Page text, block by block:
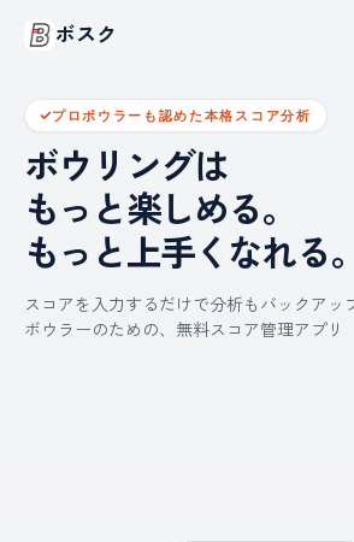
ボスク
プロボウラーも認めた本格スコア分析
ボウリングは
もっと楽しめる。
もっと上手くなれる。
スコアを入力するだけで分析もバックアッ
ボウラーのための、無料スコア管理アプリ